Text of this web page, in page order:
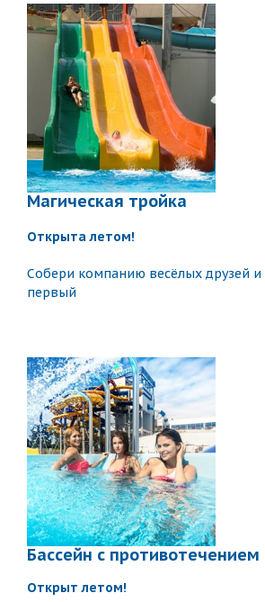
Магическая тройка
Открытa летом!
Собери компанию весёлых друзей и
первый
Бассейн с противотечением
Открыт летом!